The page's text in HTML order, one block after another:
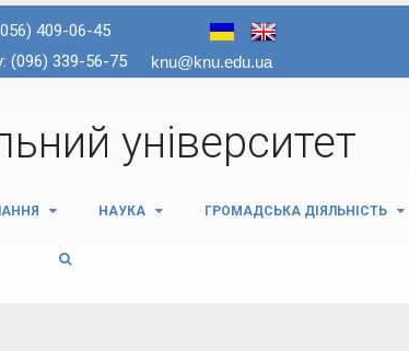
409-06-45
(096) 339-56-75
університет
НАУКА ГРОМАДСЬКА ДІЯЛЬНІСТЬ